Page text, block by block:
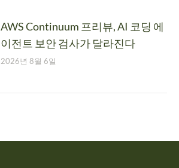
AWS Continuum 프리뷰, AI 코딩 에
이전트 보안 검사가 달라진다
2026년 8월 6일